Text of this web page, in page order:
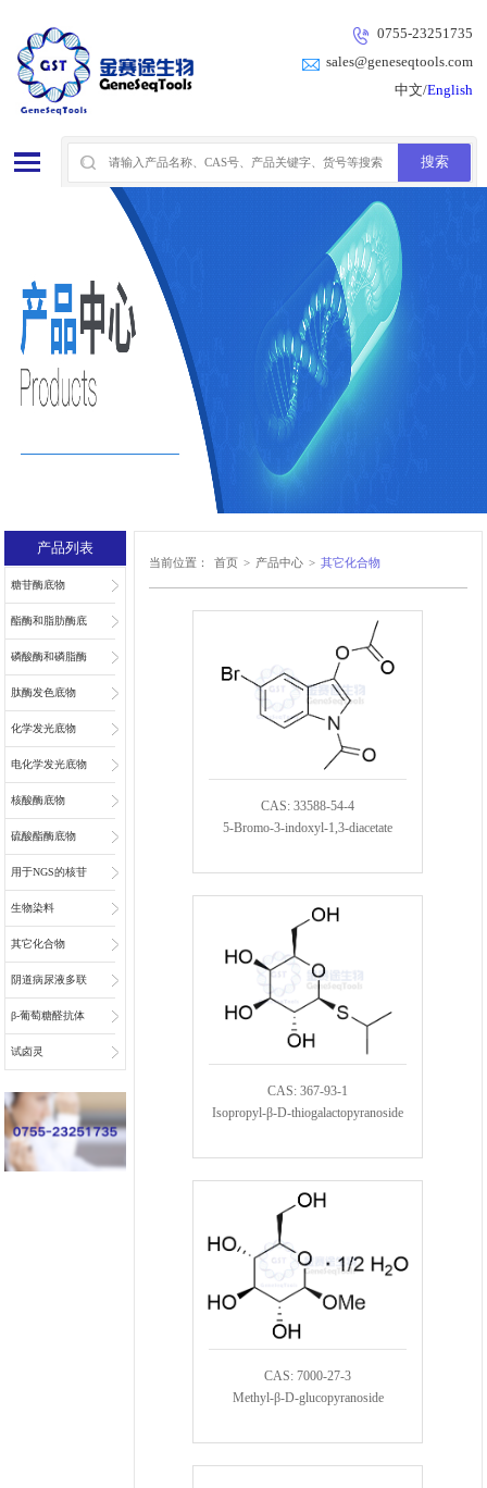
0755-23251735
sales@geneseqtools.com
中文/English
产品列表
糖苷酶底物
酯酶和脂肪酶底
物
磷酸酶和磷脂酶
底物
肽酶发色底物
化学发光底物
电化学发光底物
核酸酶底物
硫酸酯酶底物
用于NGS的核苷
和核苷酸
生物染料
其它化合物
阴道病尿液多联
检底物
β-葡萄糖醛抗体
偶联物连接子
试卤灵
当前位置： 首页 > 产品中心 > 其它化合物
CAS: 33588-54-4
5-Bromo-3-indoxyl-1,3-diacetate
CAS: 367-93-1
Isopropyl-β-D-thiogalactopyranoside
CAS: 7000-27-3
Methyl-β-D-glucopyranoside